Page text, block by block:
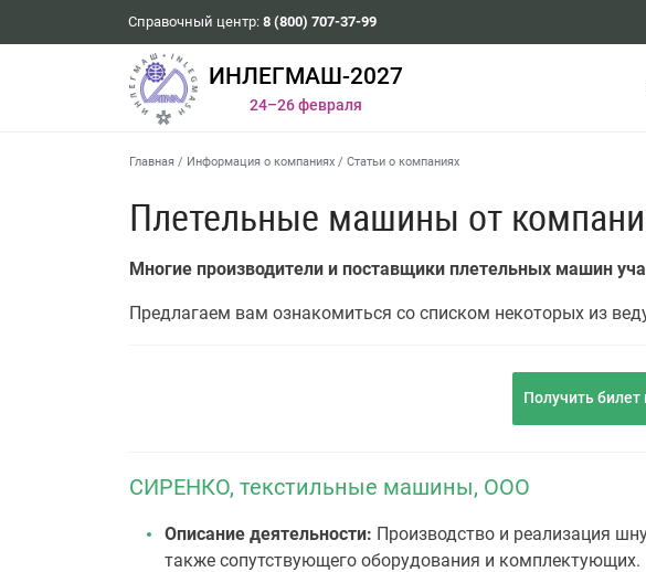
Справочный центр: 8 (800) 707-37-99
ИНЛЕГМАШ-2027
24–26 февраля
Главная / Информация о компаниях / Статьи о компаниях
Плетельные машины от
Многие производители и поставщики плетельных машин
Предлагаем вам ознакомиться со списком некоторых из
Получить билет
СИРЕНКО, текстильные машины, ООО
Описание деятельности: Производство и реализация
также сопутствующего оборудования и комплектующих.